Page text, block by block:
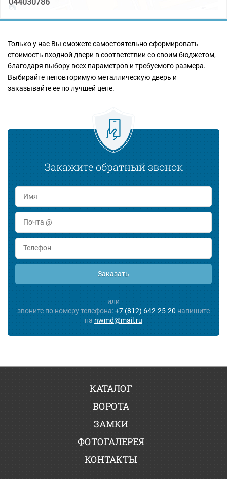
Только у нас Вы сможете самостоятельно сформировать
стоимость входной двери в соответствии со своим бюджетом,
благодаря выбору всех параметров и требуемого размера.
Выбирайте неповторимую металлическую дверь и
заказывайте ее по лучшей цене.
Закажите обратный звонок
Заказать
или
звоните по номеру телефона:+7 (812) 642-25-20 напишите
на nwmd@mail.ru
КАТАЛОГ
ВОРОТА
ЗАМКИ
ФОТОГАЛЕРЕЯ
КОНТАКТЫ